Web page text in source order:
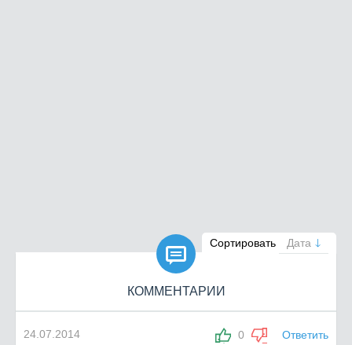
Сортировать Дата

КОММЕНТАРИИ
0 Ответить
24.07.2014